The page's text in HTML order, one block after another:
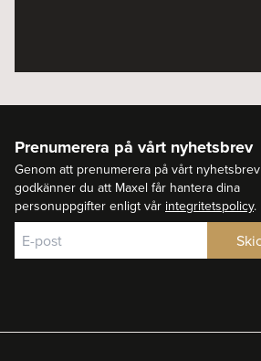
Prenumerera på vårt nyhetsbrev
Genom att prenumerera på vårt nyhetsbrev
godkänner du att Maxel får hantera dina
personuppgifter enligt vår integritetspolicy.